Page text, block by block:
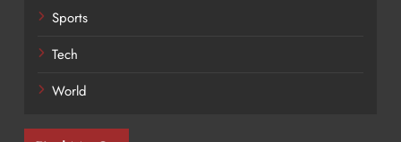
Sports
Tech
World